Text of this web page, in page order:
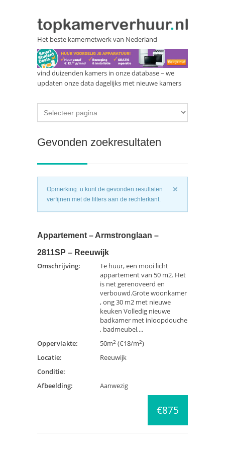
Het beste kamernetwerk van Nederland
vind duizenden kamers in onze database – we
updaten onze data dagelijks met nieuwe kamers
Gevonden zoekresultaten
Opmerking: u kunt de gevonden resultaten
verfijnen met de filters aan de rechterkant.
Appartement – Armstronglaan –
2811SP – Reeuwijk
Omschrijving:
Te huur, een mooi licht
appartement van 50 m2. Het
is net gerenoveerd en
verbouwd.Grote woonkamer
, ong 30 m2 met nieuwe
keuken Volledig nieuwe
badkamer met inloopdouche
, badmeubel,...
Oppervlakte:
50m2 (€18/m2)
Locatie:
Reeuwijk
Conditie:
Afbeelding:
Aanwezig
€875